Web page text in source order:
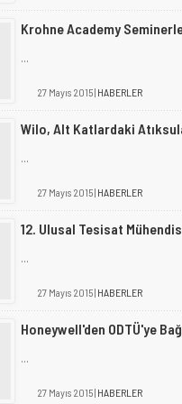
Krohne Academy
...
27 Mayıs 2015 | HABERLER
Wilo, Alt Katlardaki
...
27 Mayıs 2015 | HABERLER
12. Ulusal Tesisat
...
27 Mayıs 2015 | HABERLER
Honeywell'den ODTÜ'ye
...
27 Mayıs 2015 | HABERLER